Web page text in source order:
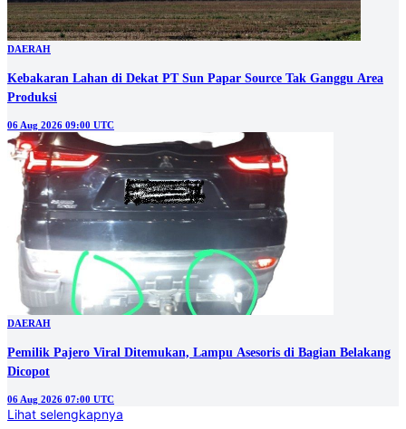
DAERAH
Kebakaran Lahan di Dekat PT Sun Papar Source Tak Ganggu Area
Produksi
06 Aug 2026 09:00 UTC
DAERAH
Pemilik Pajero Viral Ditemukan, Lampu Asesoris di Bagian Belakang
Dicopot
06 Aug 2026 07:00 UTC
Lihat selengkapnya